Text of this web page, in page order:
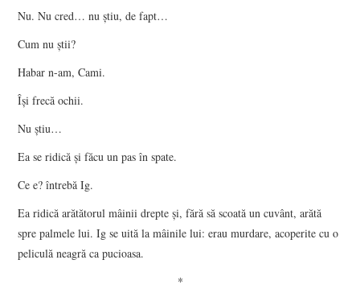
Nu. Nu cred… nu ştiu, de fapt…
Cum nu ştii?
Habar n-am, Cami.
Îşi frecă ochii.
Nu ştiu…
Ea se ridică şi făcu un pas în spate.
Ce e? întrebă Ig.
Ea ridică arătătorul mâinii drepte şi, fără să scoată un cuvânt, arătă
spre palmele lui. Ig se uită la mâinile lui: erau murdare, acoperite cu o
peliculă neagră ca pucioasa.
*